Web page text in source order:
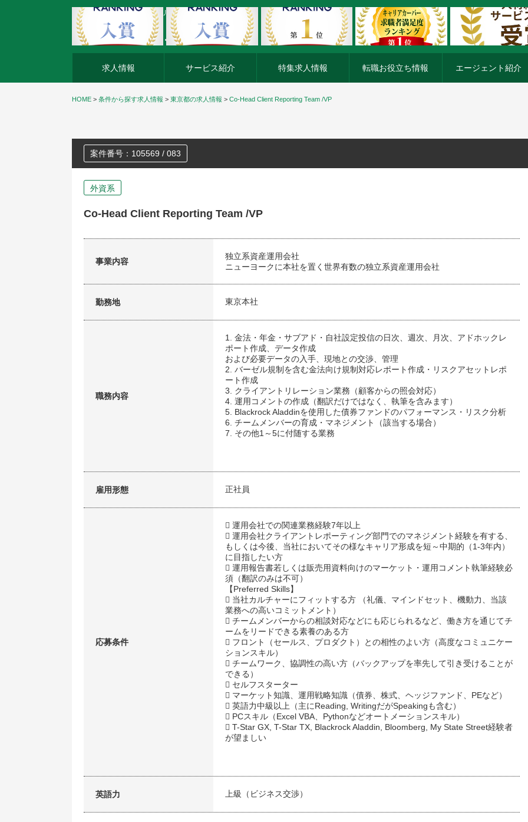
外資系企業の転職・キャリア転職ならアージスジャパン
求人情報 サービス紹介 特集求人情報 転職お役立ち情報 エージェント紹介
HOME > 条件から探す求人情報 > 東京都の求人情報 > Co-Head Client Reporting Team /VP
案件番号：105569 / 083
外資系
Co-Head Client Reporting Team /VP
事業内容
独立系資産運用会社
ニューヨークに本社を置く世界有数の独立系資産運用会社
勤務地 東京本社
職務内容
1. 金法・年金・サブアド・自社設定投信の日次、週次、月次、アドホックレ
ポート作成、データ作成
および必要データの入手、現地との交渉、管理
2. バーゼル規制を含む金法向け規制対応レポート作成・リスクアセットレポ
ート作成
3. クライアントリレーション業務（顧客からの照会対応）
4. 運用コメントの作成（翻訳だけではなく、執筆を含みます）
5. Blackrock Aladdinを使用した債券ファンドのパフォーマンス・リスク分析
6. チームメンバーの育成・マネジメント（該当する場合）
7. その他1～5に付随する業務
雇用形態 正社員
応募条件
 運用会社での関連業務経験7年以上
 運用会社クライアントレポーティング部門でのマネジメント経験を有する、
もしくは今後、当社においてその様なキャリア形成を短～中期的（1-3年内）
に目指したい方
 運用報告書若しくは販売用資料向けのマーケット・運用コメント執筆経験必
須（翻訳のみは不可）
【Preferred Skills】
 当社カルチャーにフィットする方 （礼儀、マインドセット、機動力、当該
業務への高いコミットメント）
 チームメンバーからの相談対応などにも応じられるなど、働き方を通じてチ
ームをリードできる素養のある方
 フロント（セールス、プロダクト）との相性のよい方（高度なコミュニケー
ションスキル）
 チームワーク、協調性の高い方（バックアップを率先して引き受けることが
できる）
 セルフスターター
 マーケット知識、運用戦略知識（債券、株式、ヘッジファンド、PEなど）
 英語力中級以上（主にReading, WritingだがSpeakingも含む）
 PCスキル（Excel VBA、Pythonなどオートメーションスキル）
 T-Star GX, T-Star TX, Blackrock Aladdin, Bloomberg, My State Street経験者
が望ましい
英語力 上級（ビジネス交渉）